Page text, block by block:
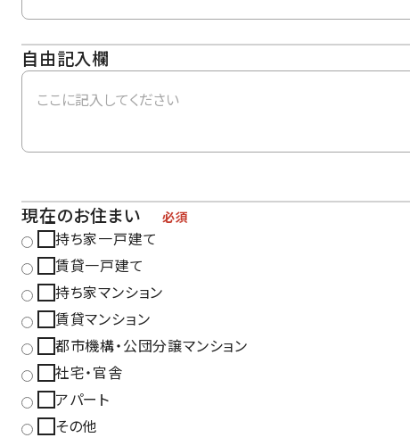
自由記入欄
現在のお住まい必須
持ち家一戸建て
賃貸一戸建て
持ち家マンション
賃貸マンション
都市機構・公団分譲マンション
社宅・官舎
アパート
その他